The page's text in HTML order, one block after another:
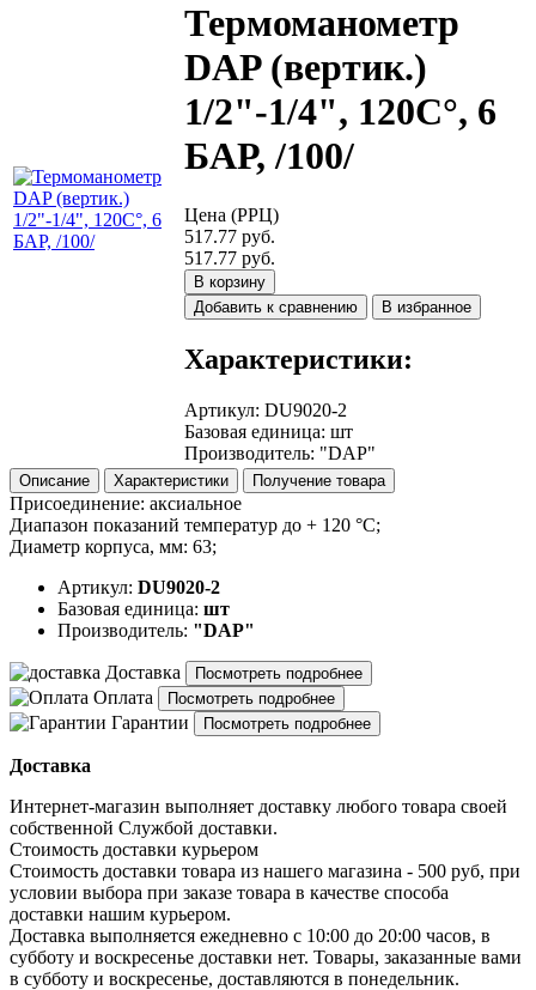
Термоманометр
DAP (вертик.)
1/2"-1/4", 120С°, 6
БАР, /100/
Цена (РРЦ)
517.77 руб.
517.77 руб.
В корзину
Добавить к сравнению
В избранное
Характеристики:
Артикул: DU9020-2
Базовая единица: шт
Производитель: "DAP"
Описание Характеристики Получение товара
Присоединение: аксиальное
Диапазон показаний температур до + 120 °C;
Диаметр корпуса, мм: 63;
Артикул: DU9020-2
Базовая единица: шт
Производитель: "DAP"
Доставка Посмотреть подробнее
Оплата Посмотреть подробнее
Гарантии Посмотреть подробнее
Доставка
Интернет-магазин выполняет доставку любого товара своей
собственной Службой доставки.
Стоимость доставки курьером
Стоимость доставки товара из нашего магазина - 500 руб, при
условии выбора при заказе товара в качестве способа
доставки нашим курьером.
Доставка выполняется ежедневно с 10:00 до 20:00 часов, в
субботу и воскресенье доставки нет. Товары, заказанные вами
в субботу и воскресенье, доставляются в понедельник.